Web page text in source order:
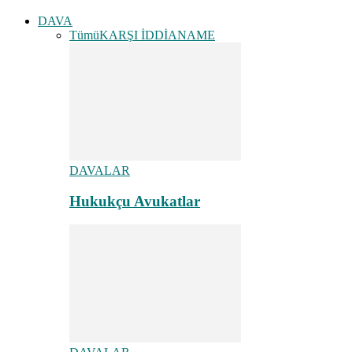
DAVA
TümüKARŞI İDDİANAME
DAVALAR
Hukukçu Avukatlar